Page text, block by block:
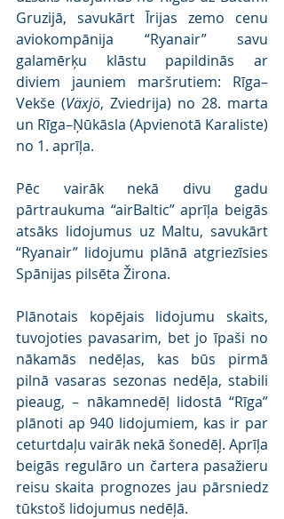
Gruzijā, savukārt Īrijas zemo cenu
aviokompānija “Ryanair” savu
galamērķu klāstu papildinās ar
diviem jauniem maršrutiem: Rīga–
Vekše (Växjö, Zviedrija) no 28. marta
un Rīga–Ņūkāsla (Apvienotā Karaliste)
no 1. aprīļa.
Pēc vairāk nekā divu gadu
pārtraukuma “airBaltic” aprīļa beigās
atsāks lidojumus uz Maltu, savukārt
“Ryanair” lidojumu plānā atgriezīsies
Spānijas pilsēta Žirona.
Plānotais kopējais lidojumu skaits,
tuvojoties pavasarim, bet jo īpaši no
nākamās nedēļas, kas būs pirmā
pilnā vasaras sezonas nedēļa, stabili
pieaug, – nākamnedēļ lidostā “Rīga”
plānoti ap 940 lidojumiem, kas ir par
ceturtdaļu vairāk nekā šonedēļ. Aprīļa
beigās regulāro un čartera pasažieru
reisu skaita prognozes jau pārsniedz
tūkstoš lidojumus nedēļā.